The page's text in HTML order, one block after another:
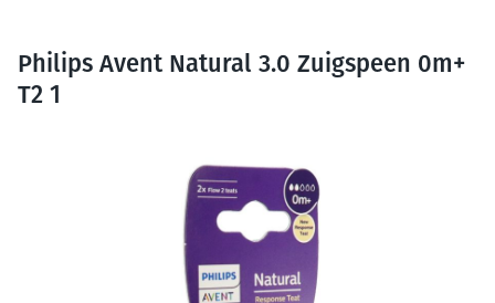
Philips Avent Natural 3.0 Zuigspeen 0m+
T2 1